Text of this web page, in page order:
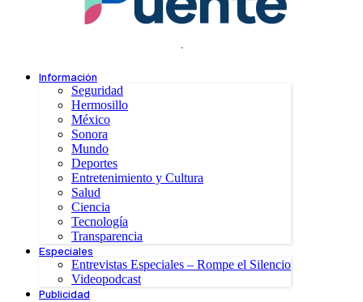
.
Información
Seguridad
Hermosillo
México
Sonora
Mundo
Deportes
Entretenimiento y Cultura
Salud
Ciencia
Tecnología
Transparencia
Especiales
Entrevistas Especiales – Rompe el Silencio
Videopodcast
Publicidad